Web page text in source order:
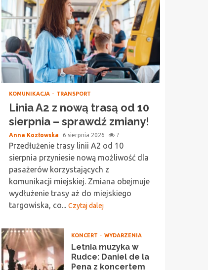
KOMUNIKACJA TRANSPORT
Linia A2 z nową trasą od 10
sierpnia – sprawdź zmiany!
Anna Kozłowska 6 sierpnia 2026 7
Przedłużenie trasy linii A2 od 10
sierpnia przyniesie nową możliwość dla
pasażerów korzystających z
komunikacji miejskiej. Zmiana obejmuje
wydłużenie trasy aż do miejskiego
targowiska, co... Czytaj dalej
KONCERT WYDARZENIA
Letnia muzyka w
Rudce: Daniel de la
Pena z koncertem